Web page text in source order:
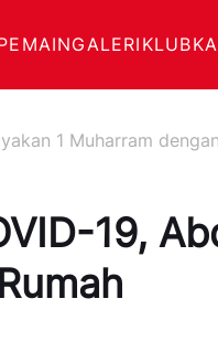
GALERI KLUB
1 Muharram
19,